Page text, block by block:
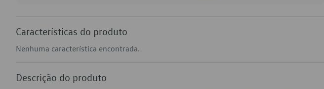
Características do produto
Nenhuma característica encontrada.
Descrição do produto